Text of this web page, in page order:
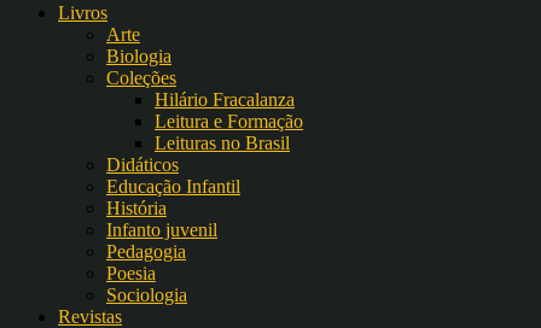
Livros
Arte
Biologia
Coleções
Hilário Fracalanza
Leitura e Formação
Leituras no Brasil
Didáticos
Educação Infantil
História
Infanto juvenil
Pedagogia
Poesia
Sociologia
Revistas